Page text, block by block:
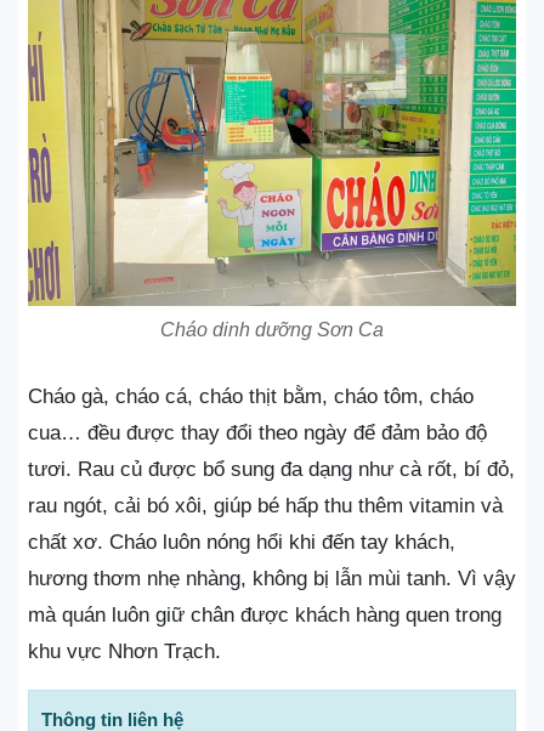
Cháo dinh dưỡng Sơn Ca
Cháo gà, cháo cá, cháo thịt bằm, cháo tôm, cháo
cua… đều được thay đổi theo ngày để đảm bảo độ
tươi. Rau củ được bổ sung đa dạng như cà rốt, bí đỏ,
rau ngót, cải bó xôi, giúp bé hấp thu thêm vitamin và
chất xơ. Cháo luôn nóng hổi khi đến tay khách,
hương thơm nhẹ nhàng, không bị lẫn mùi tanh. Vì vậy
mà quán luôn giữ chân được khách hàng quen trong
khu vực Nhơn Trạch.
Thông tin liên hệ